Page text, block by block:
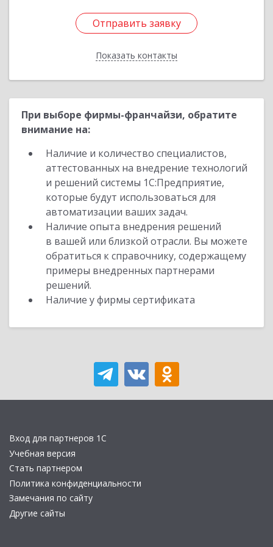
Отправить заявку
Показать контакты
Отправить заявку
Назад
При выборе фирмы-франчайзи, обратите
внимание на:
Наличие и количество специалистов,
аттестованных на внедрение технологий
и решений системы 1С:Предприятие,
которые будут использоваться для
автоматизации ваших задач.
Наличие опыта внедрения решений
в вашей или близкой отрасли. Вы можете
обратиться к справочнику, содержащему
примеры внедренных партнерами
решений.
Наличие у фирмы сертификата
Вход для партнеров 1С
Учебная версия
Стать партнером
Политика конфиденциальности
Замечания по сайту
Другие сайты